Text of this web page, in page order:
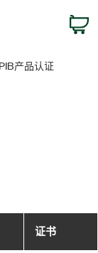
产品认证
证书